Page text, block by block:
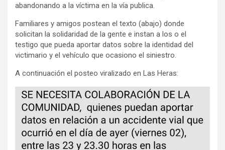
abandonando a la víctima en la vía publica.
Familiares y amigos postean el texto (abajo) donde
solicitan la solidaridad de la gente e instan a los o el
testigo que pueda aportar datos sobre la identidad del
victimario y el vehículo que ocasiono el siniestro.
A continuación el posteo viralizado en Las Heras: